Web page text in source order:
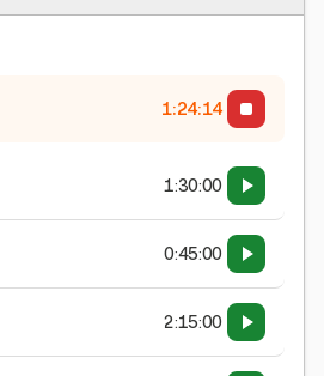
1:24:15
1:30:00
0:45:00
2:15:00